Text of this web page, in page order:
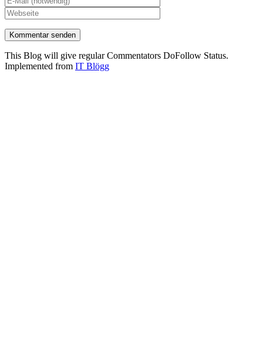
This Blog will give regular Commentators DoFollow Status.
Implemented from IT Blögg